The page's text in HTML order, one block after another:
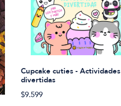
Cupcake cuties - Actividades
divertidas
$9.599